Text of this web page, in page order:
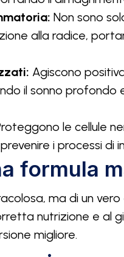
Non sono
alla radice,
Agiscono
il sonno profondo
le cellule
i processi di
formula
ma di un
nutrizione e al
migliore.